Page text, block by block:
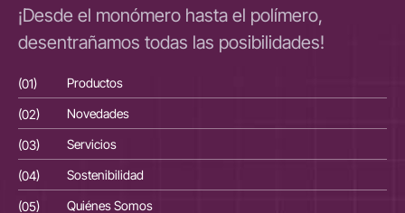
¡Desde el monómero hasta el polímero,
desentrañamos todas las posibilidades!
(01) Productos
(02)
Novedades
(03)
Servicios
(04)
Sostenibilidad
(05)
Quiénes Somos